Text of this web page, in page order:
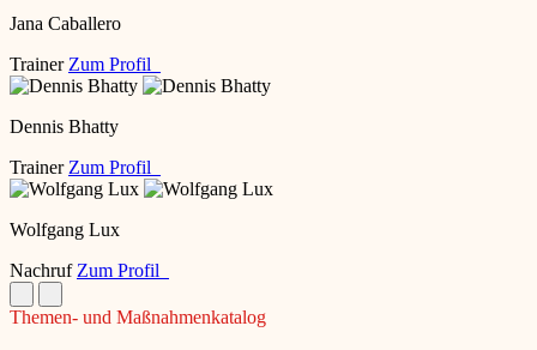
Jana Caballero
Trainer Zum Profil
Dennis Bhatty
Trainer Zum Profil
Wolfgang Lux
Nachruf Zum Profil
Themen- und Maßnahmenkatalog